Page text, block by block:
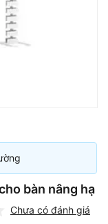
bàn nâng hạ
Chưa có đánh giá